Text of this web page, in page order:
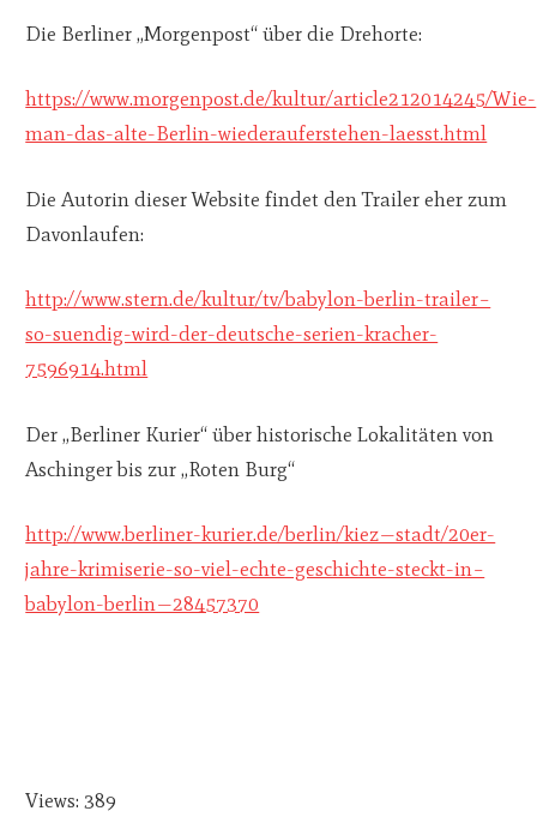
Die Berliner „Morgenpost“ über die Drehorte:
https://www.morgenpost.de/kultur/article212014245/Wie-
man-das-alte-Berlin-wiederauferstehen-laesst.html
Die Autorin dieser Website findet den Trailer eher zum
Davonlaufen:
http://www.stern.de/kultur/tv/babylon-berlin-trailer–
so-suendig-wird-der-deutsche-serien-kracher-
7596914.html
Der „Berliner Kurier“ über historische Lokalitäten von
Aschinger bis zur „Roten Burg“
http://www.berliner-kurier.de/berlin/kiez—stadt/20er-
jahre-krimiserie-so-viel-echte-geschichte-steckt-in–
babylon-berlin—28457370
Views: 389